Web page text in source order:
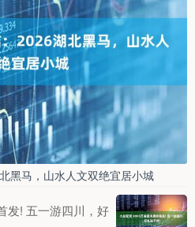
黑马，山水人文双绝宜居小城
发! 五一游四川，好